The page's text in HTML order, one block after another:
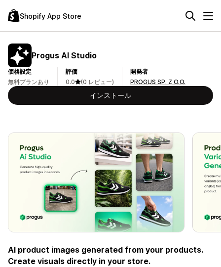
Shopify App Store
Progus AI Studio
価格設定
無料プランあり
評価
0.0
(0 レビュー)
開発者
PROGUS SP. Z O.O.
インストール
AI product images generated from your products.
Create visuals directly in your store.